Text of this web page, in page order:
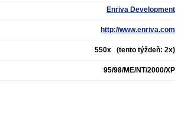
Enriva Development
http://www.enriva.com
550x (tento týždeň: 2x)
95/98/ME/NT/2000/XP